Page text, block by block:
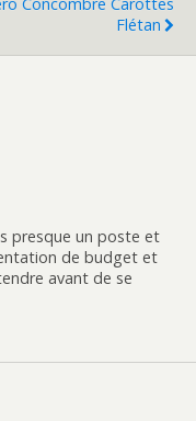
Flétan
presque un poste et
de budget et
avant de se